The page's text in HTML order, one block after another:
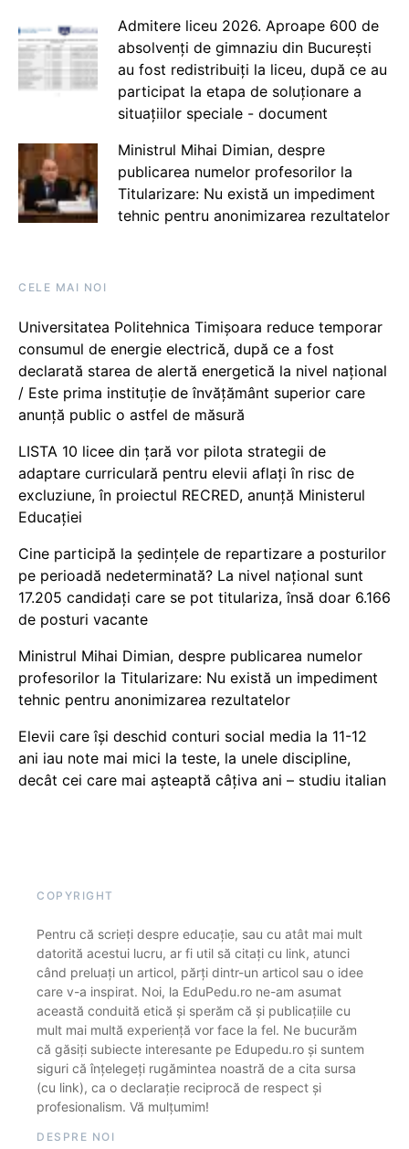
Admitere liceu 2026. Aproape 600 de
absolvenți de gimnaziu din București
au fost redistribuiți la liceu, după ce au
participat la etapa de soluționare a
situațiilor speciale - document
Ministrul Mihai Dimian, despre
publicarea numelor profesorilor la
Titularizare: Nu există un impediment
tehnic pentru anonimizarea rezultatelor
CELE MAI NOI
Universitatea Politehnica Timișoara reduce temporar
consumul de energie electrică, după ce a fost
declarată starea de alertă energetică la nivel național
/ Este prima instituție de învățământ superior care
anunță public o astfel de măsură
LISTA 10 licee din țară vor pilota strategii de
adaptare curriculară pentru elevii aflați în risc de
excluziune, în proiectul RECRED, anunță Ministerul
Educației
Cine participă la ședințele de repartizare a posturilor
pe perioadă nedeterminată? La nivel național sunt
17.205 candidați care se pot titulariza, însă doar 6.166
de posturi vacante
Ministrul Mihai Dimian, despre publicarea numelor
profesorilor la Titularizare: Nu există un impediment
tehnic pentru anonimizarea rezultatelor
Elevii care își deschid conturi social media la 11-12
ani iau note mai mici la teste, la unele discipline,
decât cei care mai așteaptă câțiva ani – studiu italian
COPYRIGHT
Pentru că scrieți despre educație, sau cu atât mai mult
datorită acestui lucru, ar fi util să citați cu link, atunci
când preluați un articol, părți dintr-un articol sau o idee
care v-a inspirat. Noi, la EduPedu.ro ne-am asumat
această conduită etică și sperăm că și publicațiile cu
mult mai multă experiență vor face la fel. Ne bucurăm
că găsiți subiecte interesante pe Edupedu.ro și suntem
siguri că înțelegeți rugămintea noastră de a cita sursa
(cu link), ca o declarație reciprocă de respect și
profesionalism. Vă mulțumim!
DESPRE NOI